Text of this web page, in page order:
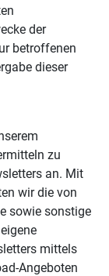
der
betroffenen
dieser
zu
an. Mit
wir die von
sowie sonstige
mittels
Angeboten